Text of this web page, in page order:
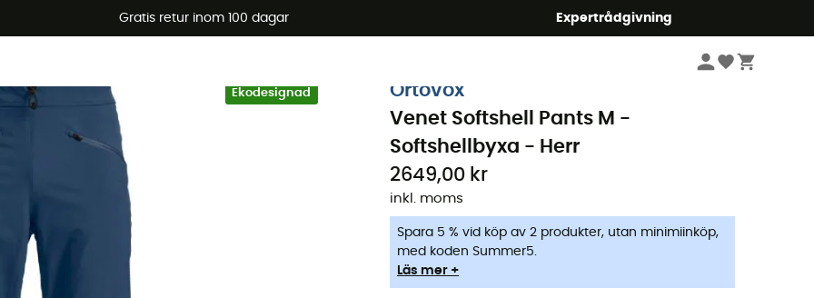
Gratis retur inom 100 dagar Expertrådgivning
🔥 -5 % EXTRA vid köp av 2 produkter* kod Summer5
Ekodesignad
Ortovox
Venet Softshell Pants M -
Softshellbyxa - Herr
2649,00 kr
inkl. moms
Spara 5 % vid köp av 2 produkter, utan minimiinköp,
med koden Summer5.
Läs mer +